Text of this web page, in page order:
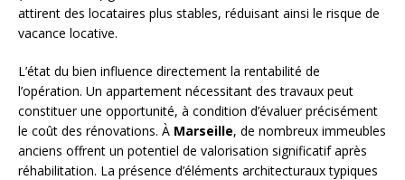
attirent des locataires plus stables, réduisant ainsi le risque de
vacance locative.
L’état du bien influence directement la rentabilité de
l’opération. Un appartement nécessitant des travaux peut
constituer une opportunité, à condition d’évaluer précisément
le coût des rénovations. À Marseille, de nombreux immeubles
anciens offrent un potentiel de valorisation significatif après
réhabilitation. La présence d’éléments architecturaux typiques